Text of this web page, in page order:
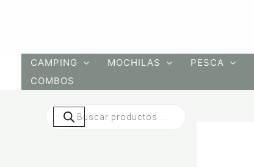
CAMPING MOCHILAS PESCA
COMBOS
Búsqueda
productos